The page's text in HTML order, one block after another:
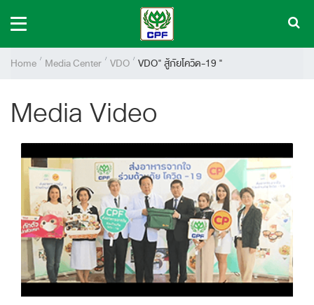
Home Media Center VDO VDO" สู้ภัยโควิด-19 "
Media Video